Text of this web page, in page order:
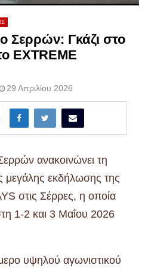
Σερρών: Γκάζι στο
EXTREME
29 Απριλίου 2026
ανακοινώνει τη
μεγάλης εκδήλωσης της
στις Σέρρες, η οποία
1-2 και 3 Μαΐου 2026
υψηλού αγωνιστικού